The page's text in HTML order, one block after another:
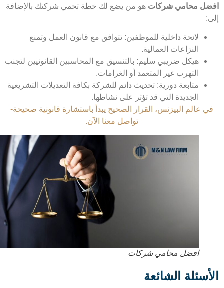
محامي شركات هو من يضع لك خطة تحمي شركتك بالإضافة
لائحة داخلية للموظفين: تتوافق مع قانون العمل وتمنع
النزاعات العمالية.
هيكل ضريبي سليم: بالتنسيق مع المحاسبين القانونيين لتجنب
التهرب غير المتعمد أو الغرامات.
متابعة دورية: تحديث دائم للشركة بكافة التعديلات التشريعية
الجديدة التي قد تؤثر على نشاطها.
عالم البيزنس، القرار الصحيح يبدأ باستشارة قانونية صحيحة-
تواصل معنا الآن.
افضل محامي شركات
الشائعة